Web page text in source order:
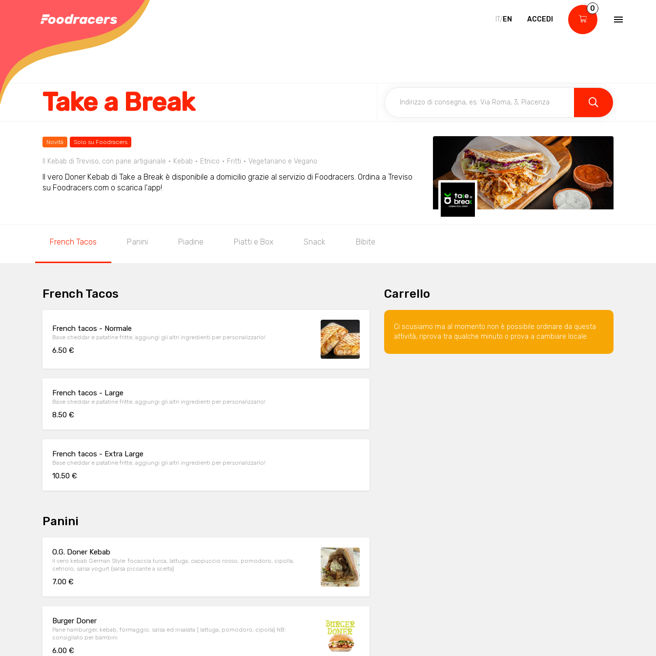
IT/EN ACCEDI
0
Take a Break
Novità Solo su Foodracers
Il Kebab di Treviso, con pane artigianale Kebab Etnico Fritti Vegetariano e Vegano
Il vero Doner Kebab di Take a Break è disponibile a domicilio grazie al servizio di Foodracers. Ordina a Treviso
su Foodracers.com o scarica l'app!
French Tacos Panini Piadine Piatti e Box Snack Bibite
French Tacos
French tacos - Normale
Base cheddar e patatine fritte, aggiungi gli altri ingredienti per personalizzarlo!
6.50 €
French tacos - Large
Base cheddar e patatine fritte, aggiungi gli altri ingredienti per personalizzarlo!
8.50 €
French tacos - Extra Large
Base cheddar e patatine fritte, aggiungi gli altri ingredienti per personalizzarlo!
10.50 €
Panini
O.G. Doner Kebab
Il vero kebab German Style: focaccia turca, lattuga, cappuccio rosso, pomodoro, cipolla,
cetriolo, salsa yogurt (salsa piccante a scelta)
7.00 €
Burger Doner
Pane hamburger, kebab, formaggio, salsa ed insalata ( lattuga, pomodoro, cipolla) NB:
consigliato per bambini
6.00 €
Carrello
Ci scusiamo ma al momento non è possibile ordinare da questa
attività, riprova tra qualche minuto o prova a cambiare locale.